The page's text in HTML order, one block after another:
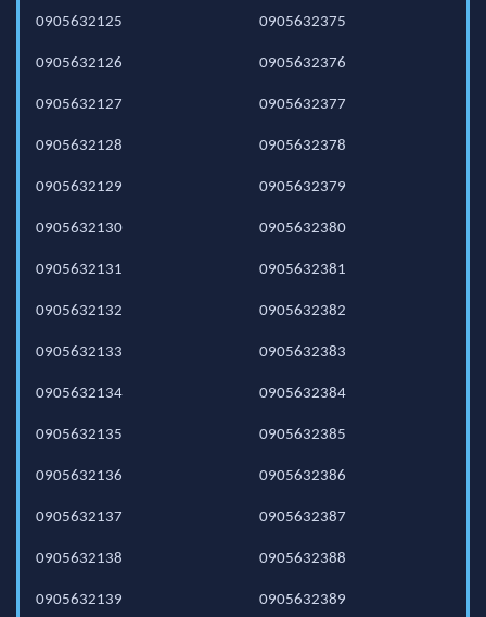
0905632125
0905632126
0905632127
0905632128
0905632129
0905632130
0905632131
0905632132
0905632133
0905632134
0905632135
0905632136
0905632137
0905632138
0905632139
0905632375
0905632376
0905632377
0905632378
0905632379
0905632380
0905632381
0905632382
0905632383
0905632384
0905632385
0905632386
0905632387
0905632388
0905632389